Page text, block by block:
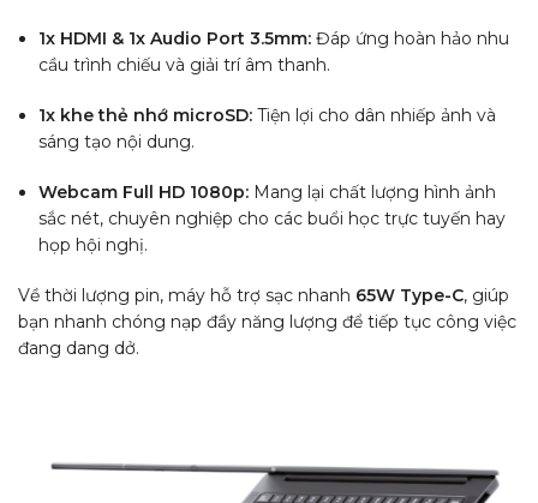
1x HDMI & 1x Audio Port 3.5mm: Đáp ứng hoàn hảo nhu
cầu trình chiếu và giải trí âm thanh.
1x khe thẻ nhớ microSD: Tiện lợi cho dân nhiếp ảnh và
sáng tạo nội dung.
Webcam Full HD 1080p: Mang lại chất lượng hình ảnh
sắc nét, chuyên nghiệp cho các buổi học trực tuyến hay
họp hội nghị.
Về thời lượng pin, máy hỗ trợ sạc nhanh 65W Type-C, giúp
bạn nhanh chóng nạp đầy năng lượng để tiếp tục công việc
đang dang dở.